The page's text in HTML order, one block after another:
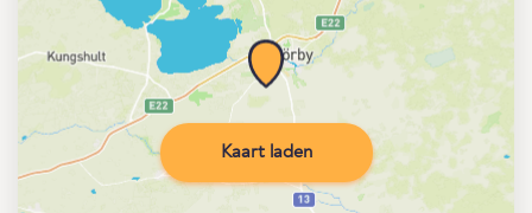
Kaart laden